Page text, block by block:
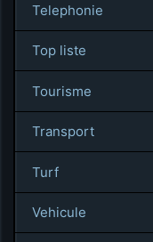
Telephonie
Top liste
Tourisme
Transport
Turf
Vehicule